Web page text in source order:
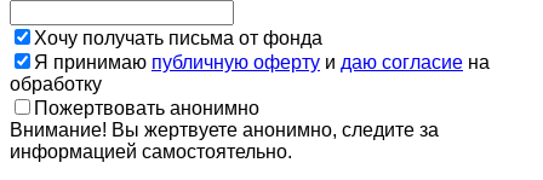
Хочу получать письма от фонда
Я принимаю публичную оферту и даю согласие на
обработку
Пожертвовать анонимно
Внимание! Вы жертвуете анонимно, следите за
информацией самостоятельно.